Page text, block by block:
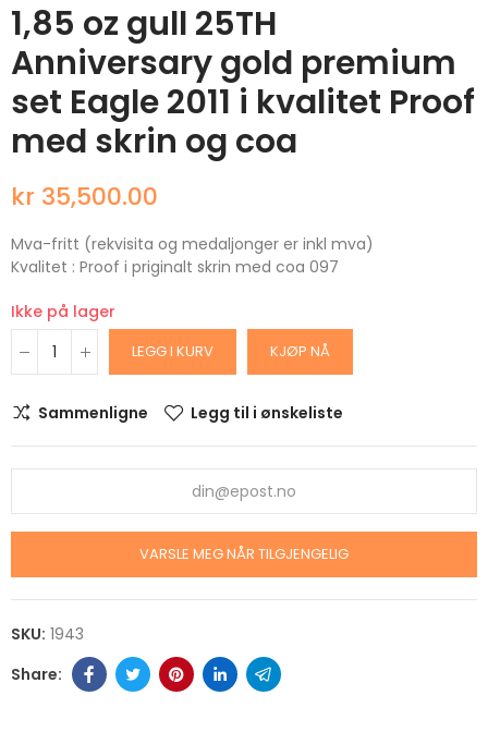
1,85 oz gull 25TH
Anniversary gold premium
set Eagle 2011 i kvalitet Proof
med skrin og coa
kr 35,500.00
Mva-fritt (rekvisita og medaljonger er inkl mva)
Kvalitet : Proof i priginalt skrin med coa 097
Ikke på lager
LEGG I KURV KJØP NÅ
Sammenligne Legg til i ønskeliste
VARSLE MEG NÅR TILGJENGELIG
SKU: 1943